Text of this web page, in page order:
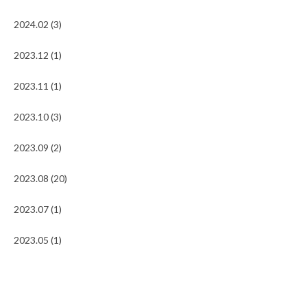
2024.02 (3)
2023.12 (1)
2023.11 (1)
2023.10 (3)
2023.09 (2)
2023.08 (20)
2023.07 (1)
2023.05 (1)